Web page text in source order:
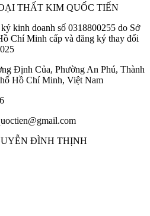
THẤT KIM QUỐC TIẾN
kinh doanh số 0318800255 do Sở
Chí Minh cấp và đăng ký thay đổi
Định Của, Phường An Phú, Thành
Hồ Chí Minh, Việt Nam
ĐÌNH THỊNH